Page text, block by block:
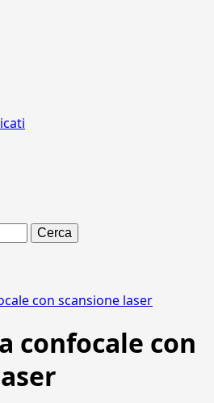
con scansione laser
confocale con